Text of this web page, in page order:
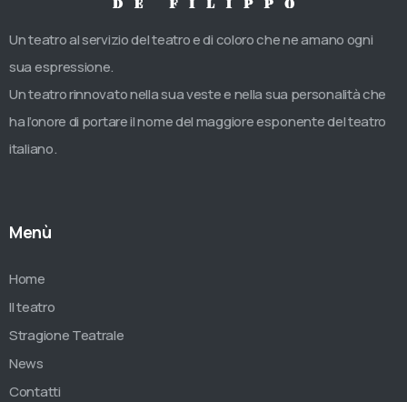
Un teatro al servizio del teatro e di coloro che ne amano ogni
sua espressione.
Un teatro rinnovato nella sua veste e nella sua personalità che
ha l’onore di portare il nome del maggiore esponente del teatro
italiano.
Menù
Home
Il teatro
Stragione Teatrale
News
Contatti